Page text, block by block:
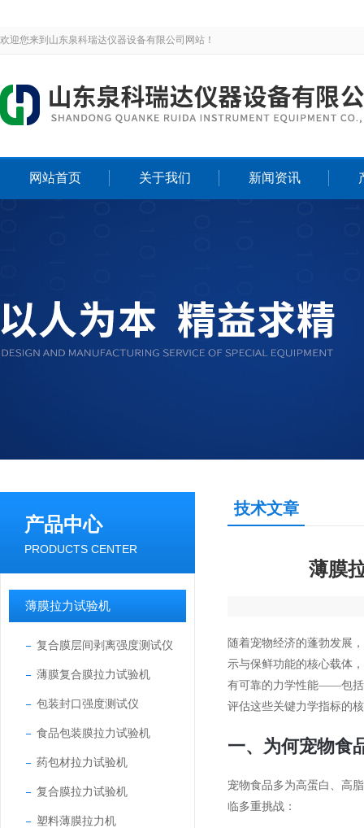
欢迎您来到山东泉科瑞达仪器设备有限公司网站！
网站首页 关于我们 新闻资讯
产品中心
PRODUCTS CENTER
薄膜拉力试验机
复合膜层间剥离强度测试仪
薄膜复合膜拉力试验机
包装封口强度测试仪
食品包装膜拉力试验机
药包材拉力试验机
复合膜拉力试验机
塑料薄膜拉力机
技术文章
薄膜
随着宠物经济的蓬勃发展
示与保鲜功能的核心载体，
有可靠的力学性能——包括
评估这些关键力学指标的
一、为何宠物食
宠物食品多为高蛋白、高
临多重挑战：